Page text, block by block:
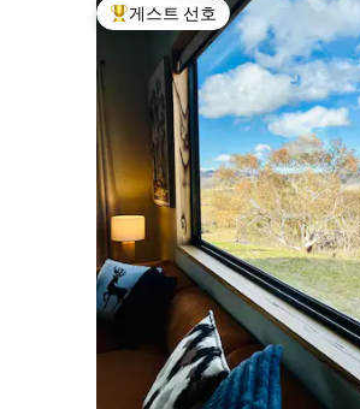
상위 게스트 선호
게스트 선호